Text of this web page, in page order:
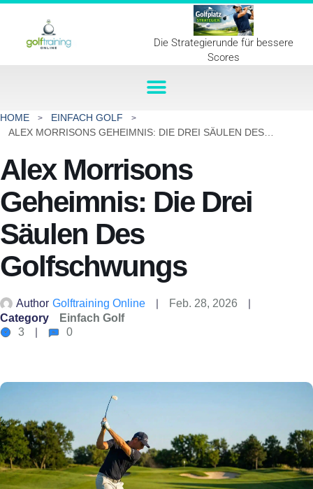
Die Strategierunde für bessere
Scores
HOME
EINFACH GOLF
Alex Morrisons
Geheimnis: Die Drei
Säulen Des
Golfschwungs
Author Golftraining Online
Feb. 28, 2026
Category
Einfach Golf
3
0